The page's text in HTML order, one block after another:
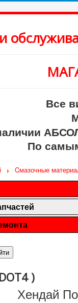
Все
По
Cмазочные
)
Хендай